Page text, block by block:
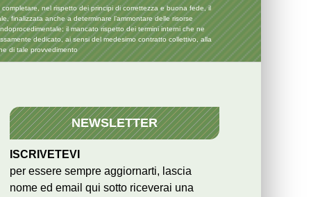
nel rispetto dei principi di correttezza e buona fede, il
finalizzata anche a determinare l’ammontare delle risorse
il mancato rispetto dei termini interni che ne
dedicato, ai sensi del medesimo contratto collettivo, alla
di tale provvedimento
NEWSLETTER
ISCRIVETEVI
per essere sempre aggiornarti, lascia
nome ed email qui sotto riceverai una